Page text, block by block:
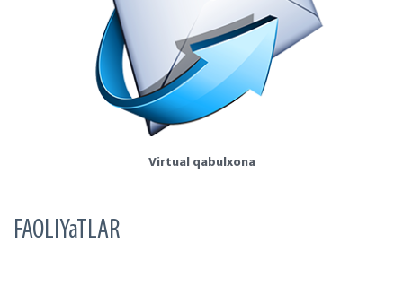
Virtual qabulxona
FAOLIYaTLAR